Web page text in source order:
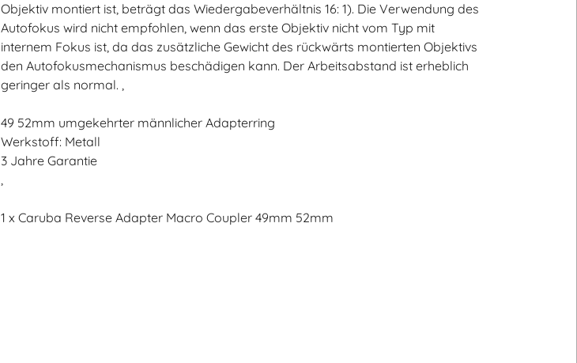
Objektiv montiert ist, beträgt das Wiedergabeverhältnis 16: 1). Die Verwendung des
Autofokus wird nicht empfohlen, wenn das erste Objektiv nicht vom Typ mit
internem Fokus ist, da das zusätzliche Gewicht des rückwärts montierten Objektivs
den Autofokusmechanismus beschädigen kann. Der Arbeitsabstand ist erheblich
geringer als normal. ,
49 52mm umgekehrter männlicher Adapterring
Werkstoff: Metall
3 Jahre Garantie
,
1 x Caruba Reverse Adapter Macro Coupler 49mm 52mm